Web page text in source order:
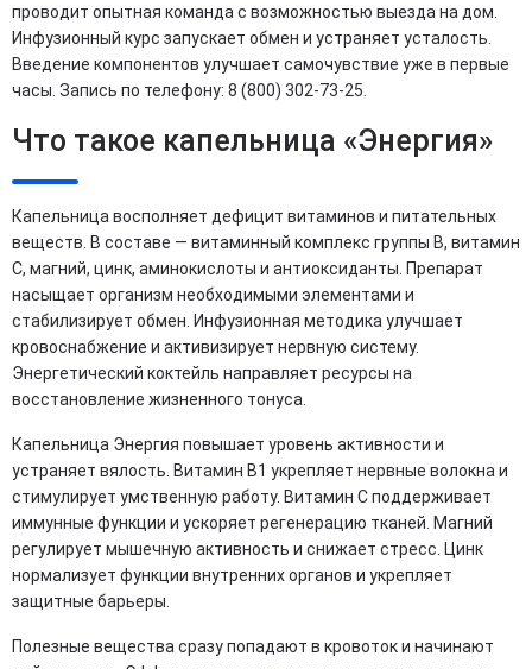
проводит опытная команда с возможностью выезда на дом.
Инфузионный курс запускает обмен и устраняет усталость.
Введение компонентов улучшает самочувствие уже в первые
часы. Запись по телефону: 8 (800) 302-73-25.
Что такое капельница «Энергия»
Капельница восполняет дефицит витаминов и питательных
веществ. В составе — витаминный комплекс группы B, витамин
C, магний, цинк, аминокислоты и антиоксиданты. Препарат
насыщает организм необходимыми элементами и
стабилизирует обмен. Инфузионная методика улучшает
кровоснабжение и активизирует нервную систему.
Энергетический коктейль направляет ресурсы на
восстановление жизненного тонуса.
Капельница Энергия повышает уровень активности и
устраняет вялость. Витамин B1 укрепляет нервные волокна и
стимулирует умственную работу. Витамин C поддерживает
иммунные функции и ускоряет регенерацию тканей. Магний
регулирует мышечную активность и снижает стресс. Цинк
нормализует функции внутренних органов и укрепляет
защитные барьеры.
Полезные вещества сразу попадают в кровоток и начинают